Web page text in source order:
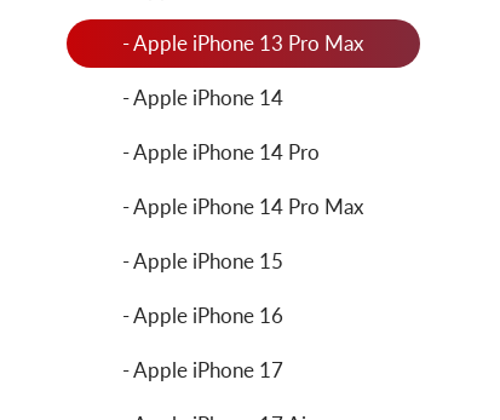
- Apple iPhone 13 Pro Max
- Apple iPhone 14
- Apple iPhone 14 Pro
- Apple iPhone 14 Pro Max
- Apple iPhone 15
- Apple iPhone 16
- Apple iPhone 17